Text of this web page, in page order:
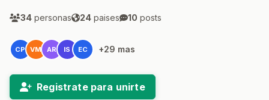
34 personas 24 paises 10 posts
CP VM AR IS EC +29 mas
Registrate para unirte